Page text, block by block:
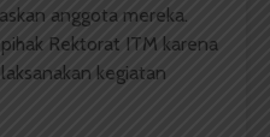
anggota mereka.
Rektorat ITM karena
kegiatan